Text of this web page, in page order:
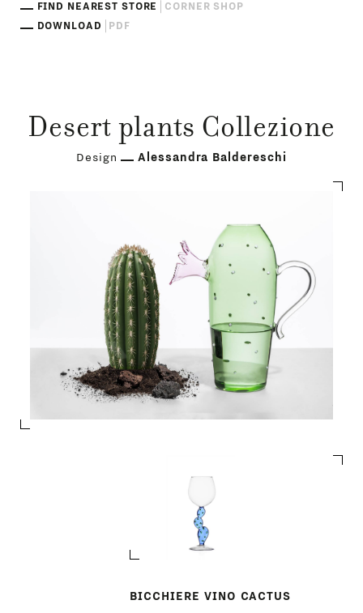
FIND NEAREST STORE
CORNER SHOP
DOWNLOAD
PDF
Desert plants Collezione
Design Alessandra Baldereschi
BICCHIERE VINO CACTUS